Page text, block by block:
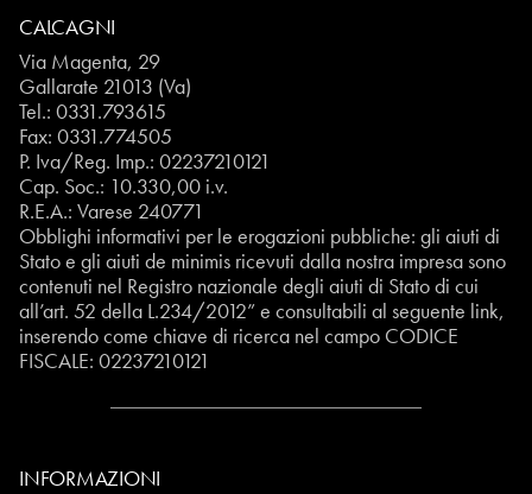
CALCAGNI
Via Magenta, 29
Gallarate 21013 (Va)
Tel.: 0331.793615
Fax: 0331.774505
P. Iva/Reg. Imp.: 02237210121
Cap. Soc.: 10.330,00 i.v.
R.E.A.: Varese 240771
Obblighi informativi per le erogazioni pubbliche: gli aiuti di
Stato e gli aiuti de minimis ricevuti dalla nostra impresa sono
contenuti nel Registro nazionale degli aiuti di Stato di cui
all’art. 52 della L.234/2012” e consultabili al seguente link,
inserendo come chiave di ricerca nel campo CODICE
FISCALE: 02237210121
INFORMAZIONI